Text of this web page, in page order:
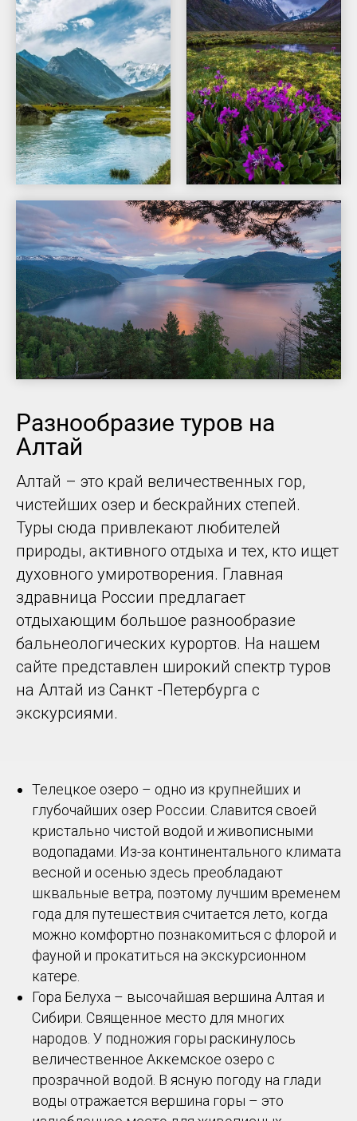
Разнообразие туров на
Алтай
Алтай – это край величественных гор,
чистейших озер и бескрайних степей.
Туры сюда привлекают любителей
природы, активного отдыха и тех, кто ищет
духовного умиротворения. Главная
здравница России предлагает
отдыхающим большое разнообразие
бальнеологических курортов. На нашем
сайте представлен широкий спектр туров
на Алтай из Санкт -Петербурга с
экскурсиями.
Телецкое озеро – одно из крупнейших и
глубочайших озер России. Славится своей
кристально чистой водой и живописными
водопадами. Из-за континентального климата
весной и осенью здесь преобладают
шквальные ветра, поэтому лучшим временем
года для путешествия считается лето, когда
можно комфортно познакомиться с флорой и
фауной и прокатиться на экскурсионном
катере.
Гора Белуха – высочайшая вершина Алтая и
Сибири. Священное место для многих
народов. У подножия горы раскинулось
величественное Аккемское озеро с
прозрачной водой. В ясную погоду на глади
воды отражается вершина горы – это